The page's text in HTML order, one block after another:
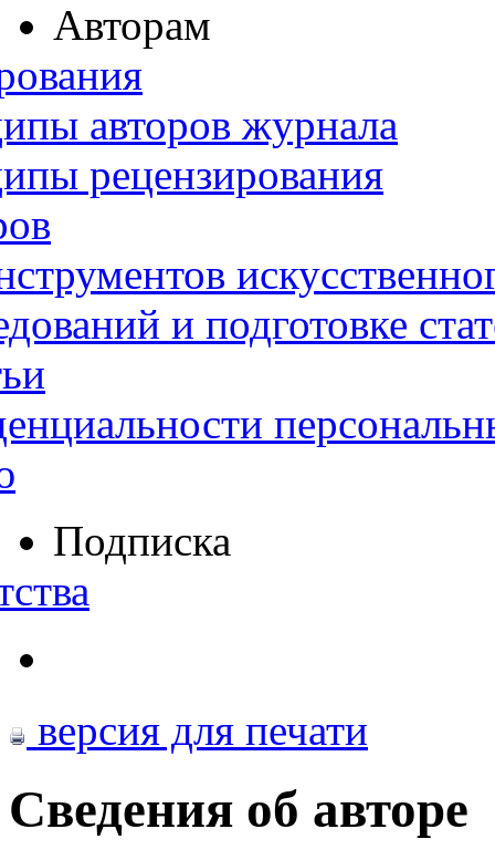
Авторам
авторов журнала
рецензирования
и подготовке
Подписка
версия для печати
Сведения об авторе